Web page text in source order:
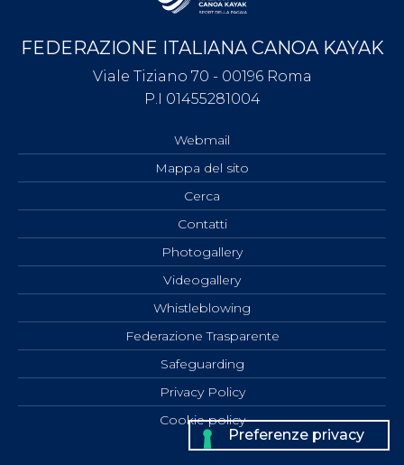
FEDERAZIONE ITALIANA CANOA KAYAK
Viale Tiziano 70 - 00196 Roma
P.I 01455281004
Webmail
Mappa del sito
Cerca
Contatti
Photogallery
Videogallery
Whistleblowing
Federazione Trasparente
Safeguarding
Privacy Policy
Cookie policy